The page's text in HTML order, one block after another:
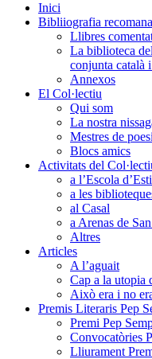
Inici
Bibliiografia
Llibres
La biblioteca
conjunta català
Annexos
El Col·lectiu
Qui som
La nostra
Mestres de
Blocs amics
Activitats del
a l’Escola
a les
al Casal
a Arenas de
Altres
Articles
A l’aguait
Cap a la utopia
Això era i no
Premis Literaris Pep
Premi Pep
Convocatòries
Lliurament